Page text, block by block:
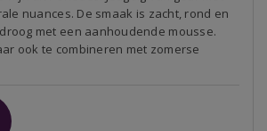
nuances. De smaak is zacht, rond en
met een aanhoudende mousse.
ook te combineren met zomerse